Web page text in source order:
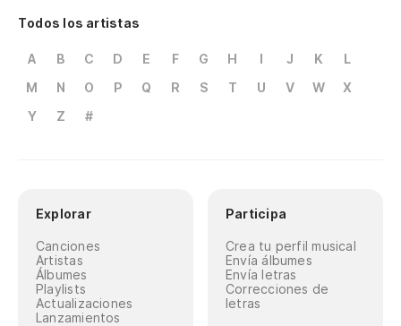
Todos los artistas
A B C D E F G H I J K
L
M
N O P Q R S T U V W
X
Y
Z #
Explorar
Canciones
Artistas
Álbumes
Playlists
Actualizaciones
Lanzamientos
Participa
Crea tu perfil musical
Envía álbumes
Envía letras
Correcciones de
letras